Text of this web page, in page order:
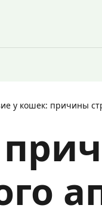
у кошек: причины